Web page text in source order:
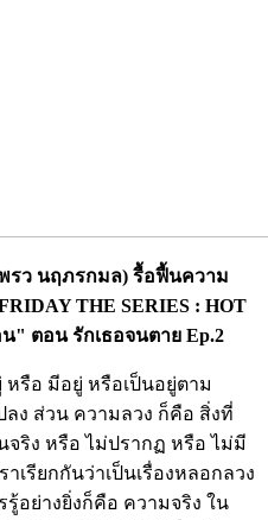
พรว นฤภรกมล) รื้อฟื้นความ
THE SERIES : HOT
น" ตอน รักเธอจนตาย Ep.2
รือ มีอยู่ หรือเป็นอยู่ตาม
ง ส่วน ความลวง ก็คือ สิ่งที่
ริง หรือ ไม่ปรากฏ หรือ ไม่มี
เรียกกันว่าเป็นเรื่องหลอกลวง
อย่างยิ่งก็คือ ความจริง ใน